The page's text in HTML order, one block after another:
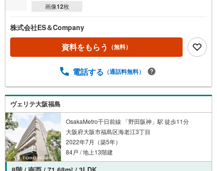
画像12枚
株式会社ES＆Company
資料をもらう （無料）
電話する （通話料無料）
ヴェリテ大阪福島
OsakaMetro千日前線 「野田阪神」駅 徒歩11分
大阪府大阪市福島区海老江3丁目
2022年7月（築5年）
84戸 / 地上13階建
2